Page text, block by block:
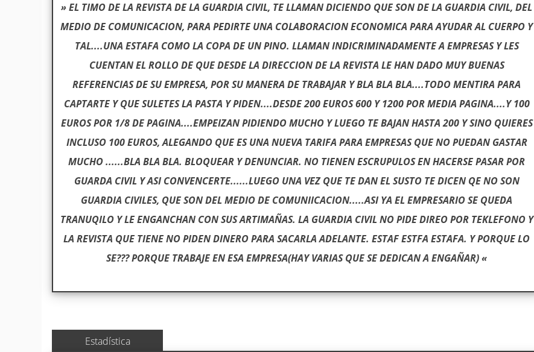
» EL TIMO DE LA REVISTA DE LA GUARDIA CIVIL, TE LLAMAN DICIENDO QUE SON DE LA GUARDIA CIVIL, DEL
MEDIO DE COMUNICACION, PARA PEDIRTE UNA COLABORACION ECONOMICA PARA AYUDAR AL CUERPO Y
TAL....UNA ESTAFA COMO LA COPA DE UN PINO. LLAMAN INDICRIMINADAMENTE A EMPRESAS Y LES
CUENTAN EL ROLLO DE QUE DESDE LA DIRECCION DE LA REVISTA LE HAN DADO MUY BUENAS
REFERENCIAS DE SU EMPRESA, POR SU MANERA DE TRABAJAR Y BLA BLA BLA....TODO MENTIRA PARA
CAPTARTE Y QUE SULETES LA PASTA Y PIDEN....DESDE 200 EUROS 600 Y 1200 POR MEDIA PAGINA....Y 100
EUROS POR 1/8 DE PAGINA....EMPEIZAN PIDIENDO MUCHO Y LUEGO TE BAJAN HASTA 200 Y SINO QUIERES
INCLUSO 100 EUROS, ALEGANDO QUE ES UNA NUEVA TARIFA PARA EMPRESAS QUE NO PUEDAN GASTAR
MUCHO ......BLA BLA BLA. BLOQUEAR Y DENUNCIAR. NO TIENEN ESCRUPULOS EN HACERSE PASAR POR
GUARDA CIVIL Y ASI CONVENCERTE......LUEGO UNA VEZ QUE TE DAN EL SUSTO TE DICEN QE NO SON
GUARDIA CIVILES, QUE SON DEL MEDIO DE COMUNIICACION.....ASI YA EL EMPRESARIO SE QUEDA
TRANUQILO Y LE ENGANCHAN CON SUS ARTIMAÑAS. LA GUARDIA CIVIL NO PIDE DIREO POR TEKLEFONO Y
LA REVISTA QUE TIENE NO PIDEN DINERO PARA SACARLA ADELANTE. ESTAF ESTFA ESTAFA. Y PORQUE LO
SE??? PORQUE TRABAJE EN ESA EMPRESA(HAY VARIAS QUE SE DEDICAN A ENGAÑAR) «
Estadística